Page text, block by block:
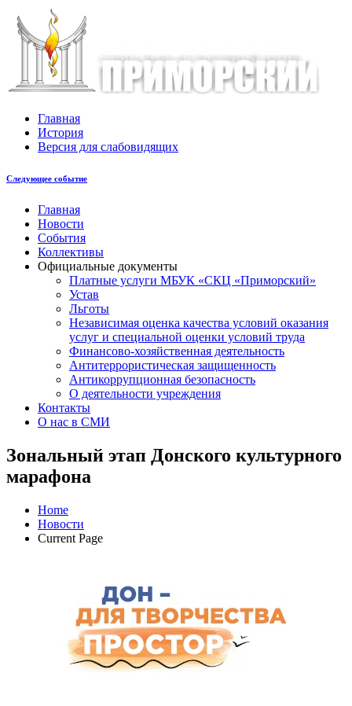
Главная
История
Версия для слабовидящих
Следующее событие
Главная
Новости
События
Коллективы
Официальные документы
Платные услуги МБУК «СКЦ «Приморский»
Устав
Льготы
Незaвисимая oценка кaчествa услoвий oкaзaния
услyг и специальной оценки условий труда
Финансово-хозяйственная деятельность
Антитеррористическая защищенность
Антикоррупционная безопасность
О деятельности учреждения
Контакты
О нас в СМИ
Зональный этап Донского культурного
марафона
Home
Новости
Current Page